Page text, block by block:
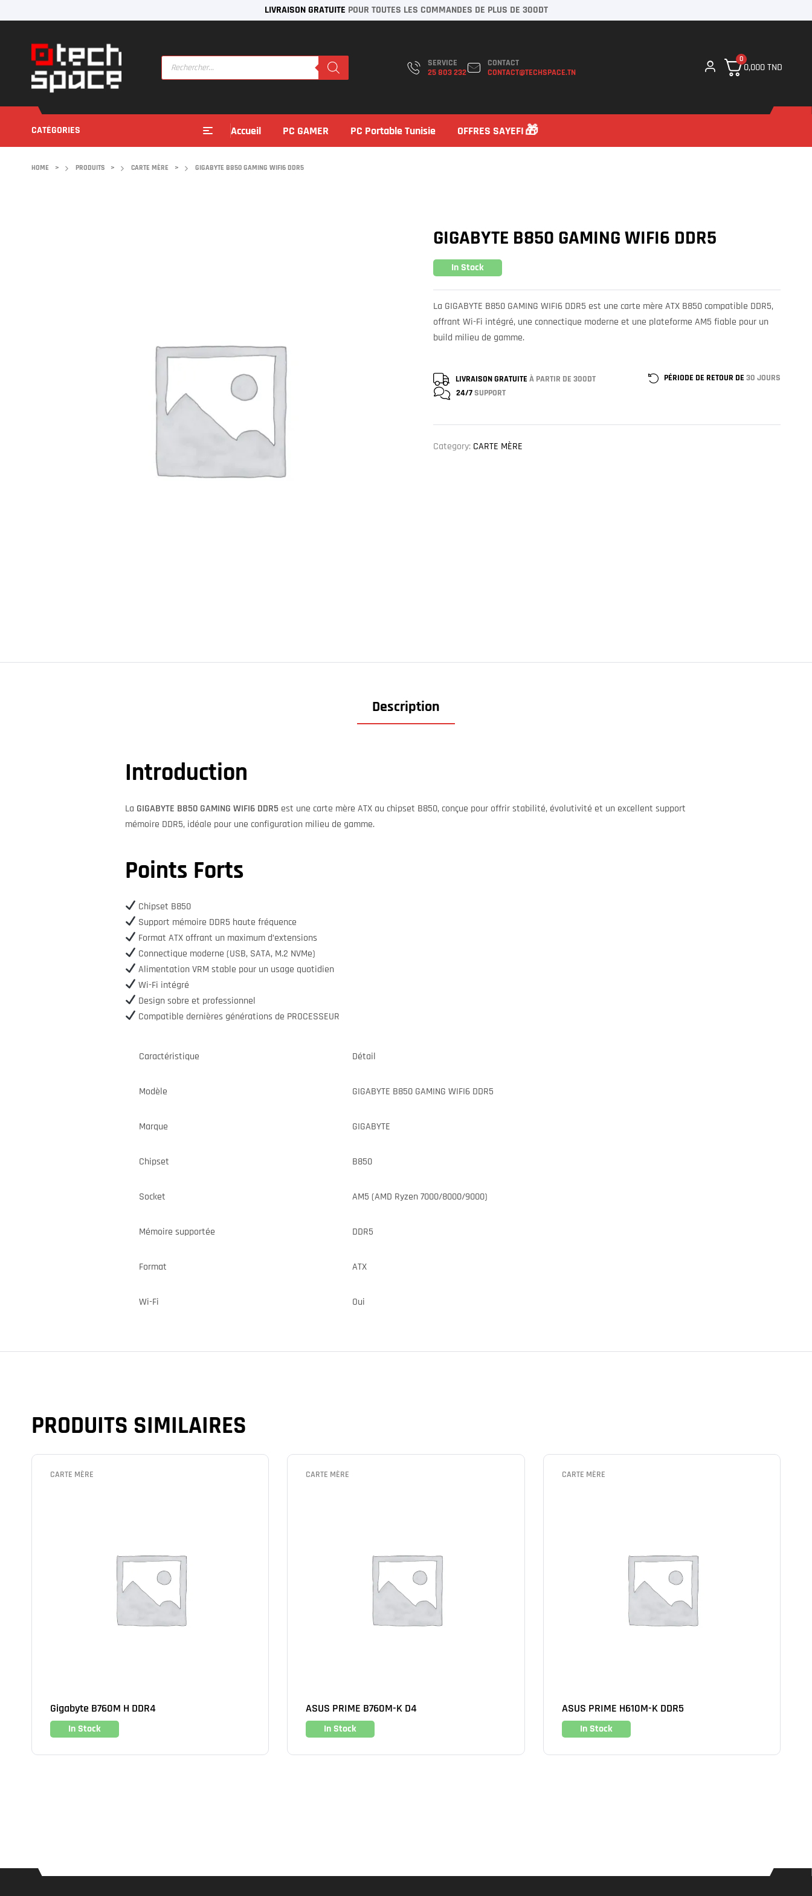
LIVRAISON GRATUITE POUR TOUTES LES COMMANDES DE PLUS DE 300DT
SERVICE
25 803 232
CONTACT
CONTACT@TECHSPACE.TN
0
0,000TND
CATÉGORIES Accueil PC GAMER PC Portable Tunisie OFFRES SAYEFI
HOME > PRODUITS > CARTE MÈRE > GIGABYTE B850 GAMING WIFI6 DDR5
GIGABYTE B850 GAMING WIFI6 DDR5
In Stock
La GIGABYTE B850 GAMING WIFI6 DDR5 est une carte mère ATX B850 compatible DDR5,
offrant Wi-Fi intégré, une connectique moderne et une plateforme AM5 fiable pour un
build milieu de gamme.
LIVRAISON GRATUITE À PARTIR DE 300DT PÉRIODE DE RETOUR DE 30 JOURS
24/7SUPPORT
Category: CARTE MÈRE
Description
Introduction
La GIGABYTE B850 GAMING WIFI6 DDR5 est une carte mère ATX au chipset B850, conçue pour offrir stabilité, évolutivité et un excellent support
mémoire DDR5, idéale pour une configuration milieu de gamme.
Points Forts
Chipset B850
Support mémoire DDR5 haute fréquence
Format ATX offrant un maximum d’extensions
Connectique moderne (USB, SATA, M.2 NVMe)
Alimentation VRM stable pour un usage quotidien
Wi-Fi intégré
Design sobre et professionnel
Compatible dernières générations de PROCESSEUR
Caractéristique Détail
Modèle GIGABYTE B850 GAMING WIFI6 DDR5
Marque GIGABYTE
Chipset B850
Socket AM5 (AMD Ryzen 7000/8000/9000)
Mémoire supportée DDR5
Format ATX
Wi-Fi Oui
PRODUITS SIMILAIRES
CARTE MÈRE
Gigabyte B760M H DDR4
In Stock
CARTE MÈRE
ASUS PRIME B760M-K D4
In Stock
CARTE MÈRE
ASUS PRIME H610M-K DDR5
In Stock